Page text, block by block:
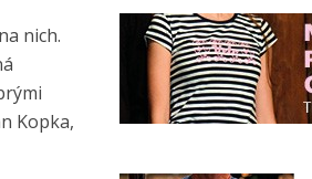
nich.
Kopka,